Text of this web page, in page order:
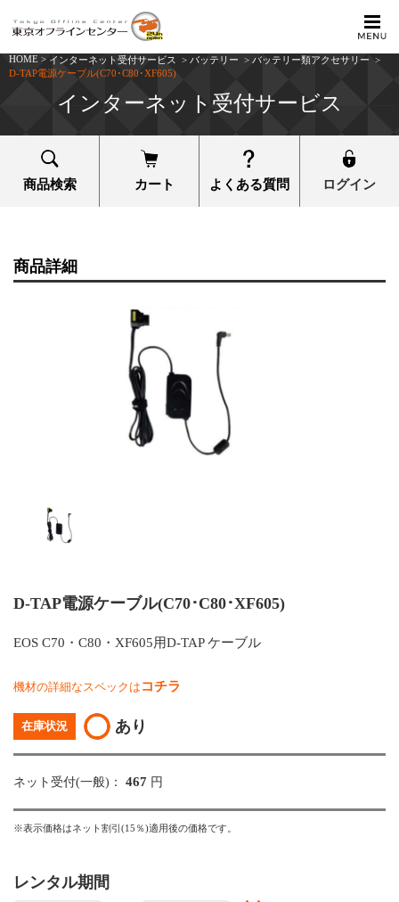
HOME > インターネット受付サービス > バッテリー > バッテリー類アクセサリー >
D-TAP電源ケーブル(C70･C80･XF605)
インターネット受付サービス
商品検索 カート よくある質問 ログイン
商品詳細
D-TAP電源ケーブル(C70･C80･XF605)
EOS C70・C80・XF605用D-TAP ケーブル
機材の詳細なスペックは コチラ
在庫状況 あり
ネット受付(一般)： 467 円
※表示価格はネット割引(15％)適用後の価格です。
レンタル期間